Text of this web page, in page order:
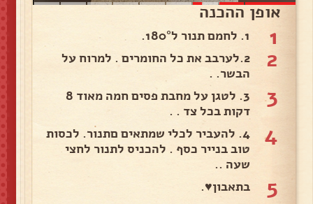
אופן ההכנה
1 1. לחמם תנור ל180°.
2
2.לערבב את כל החומרים . למרוח על
הבשר. .
3
3. לטגן על מחבת פסים חמה מאוד 8
דקות בכל צד . .
4
4. להעביר לכלי שמתאים םתנור. לכסות
טוב בנייר כסף . להכניס לתנור לחצי
שעה ..
5 בתאבון♥️.